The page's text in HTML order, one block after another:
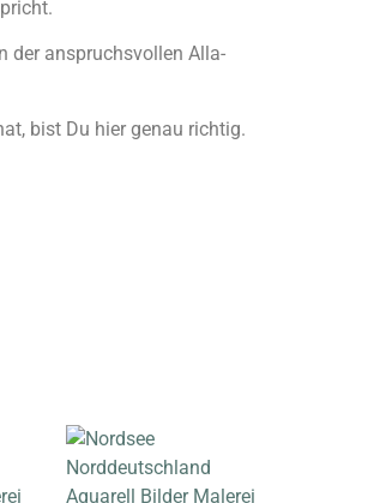
der anspruchsvollen Alla-
bist Du hier genau richtig.